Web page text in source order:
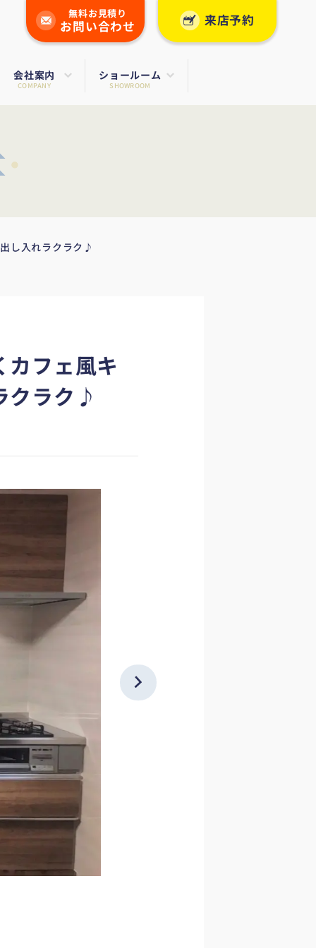
無料お見積り
お問い合わせ 来店予約
会社案内
COMPANY
ショールーム
SHOWROOM
し入れラクラク♪
フェ風キ
クラク♪